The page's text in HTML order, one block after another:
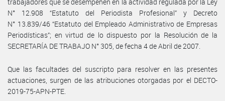
N° 12.908 “Estatuto del Periodista Profesional” y Decreto
N° 13.839/46 “Estatuto del Empleado Administrativo de Empresas
Periodísticas”; en virtud de lo dispuesto por la Resolución de la
SECRETARÍA DE TRABAJO N° 305, de fecha 4 de Abril de 2007.
Que las facultades del suscripto para resolver en las presentes
actuaciones, surgen de las atribuciones otorgadas por el DECTO-
2019-75-APN-PTE.